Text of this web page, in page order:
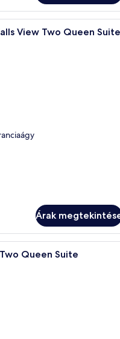
Egy szállodai szoba két
View Two Queen Suite
Árak
Egy szállodai szoba két
Queen Suite